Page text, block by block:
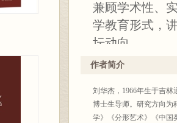
兼顾学术性、
学教育形式，
坛动向。
作者简介
刘华杰，1966年生于吉
博士生导师。研究方向为
学》《分形艺术》《中国